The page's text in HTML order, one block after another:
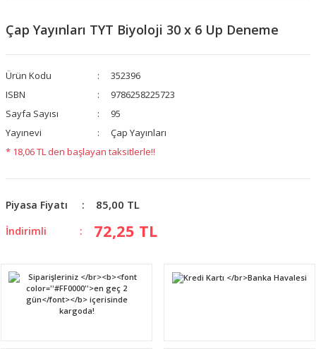
Çap Yayınları TYT Biyoloji 30 x 6 Up Deneme
Ürün Kodu
352396
ISBN
9786258225723
Sayfa Sayısı
95
Yayınevi
Çap Yayınları
* 18,06 TL den başlayan taksitlerle!!
Piyasa Fiyatı 85,00 TL
İndirimli 72,25 TL